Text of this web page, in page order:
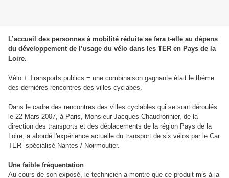
L’accueil des personnes à mobilité réduite se fera t-elle au dépens
du développement de l’usage du vélo dans les TER en Pays de la
Loire.
Vélo + Transports publics = une combinaison gagnante était le thème
des dernières rencontres des villes cyclabes.
Dans le cadre des rencontres des villes cyclables qui se sont déroulés
le 22 Mars 2007, à Paris, Monsieur Jacques Chaudronnier, de la
direction des transports et des déplacements de la région Pays de la
Loire, a abordé l'expérience actuelle du transport de six vélos par le Car
TER spécialisé Nantes / Noirmoutier.
Une faible fréquentation
Au cours de son exposé, le technicien a montré que ce produit mis à la